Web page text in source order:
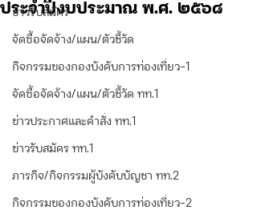
ข่าวรับสมัคร
จัดซื้อจัดจ้าง/แผน/ตัวชี้วัด
กิจกรรมของกองบังคับการท่องเที่ยว-1
จัดซื้อจัดจ้าง/แผน/ตัวชี้วัด ทท.1
ข่าวประกาศและคำสั่ง ทท.1
ข่าวรับสมัคร ทท.1
ภารกิจ/กิจกรรมผู้บังคับบัญชา ทท.2
กิจกรรมของกองบังคับการท่องเที่ยว-2
ประจำปีงบประมาณ พ.ศ. ๒๕๖๘